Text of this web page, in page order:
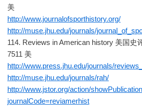
美
http://www.journalofsporthistory.org/
http://muse.jhu.edu/journals/
114. Reviews in American history 美国史
7511 美
http://www.press.jhu.edu/journals/
http://muse.jhu.edu/journals/rah/
http://www.jstor.org/action/
journalCode=reviamerhist